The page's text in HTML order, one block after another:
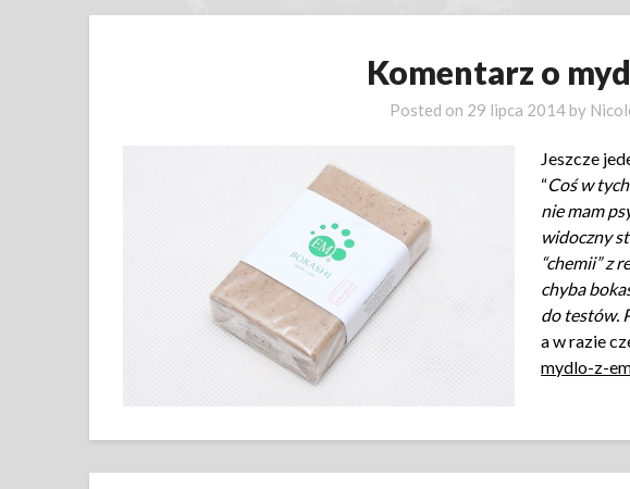
Komentarz o
Posted on 29 lipca 2014by
Jeszcze
“Coś w
nie mam
widoczny
“chemii” z
chyba
do testów.
a w razie
mydlo-z-